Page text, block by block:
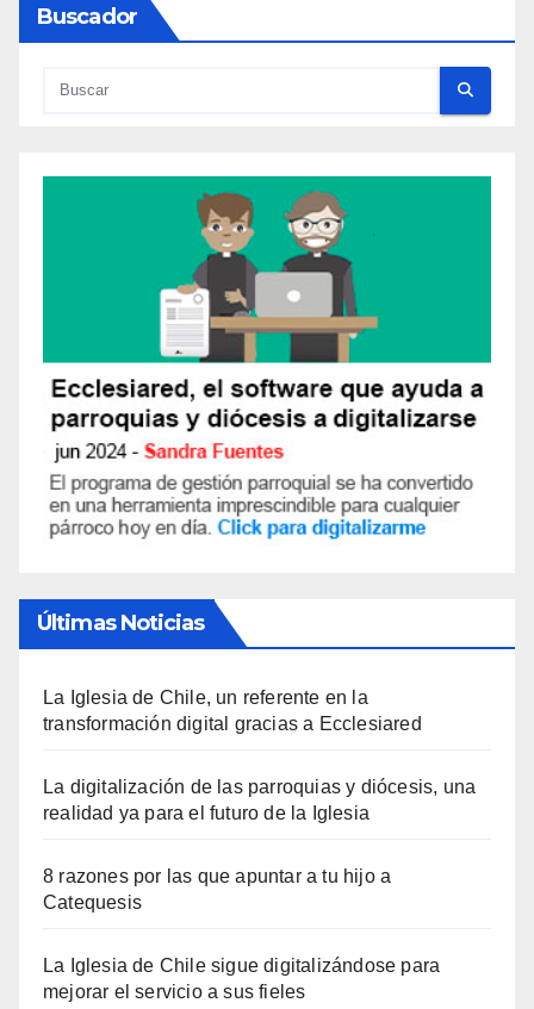
Buscador
Últimas Noticias
La Iglesia de Chile, un referente en la
transformación digital gracias a Ecclesiared
La digitalización de las parroquias y diócesis, una
realidad ya para el futuro de la Iglesia
8 razones por las que apuntar a tu hijo a
Catequesis
La Iglesia de Chile sigue digitalizándose para
mejorar el servicio a sus fieles